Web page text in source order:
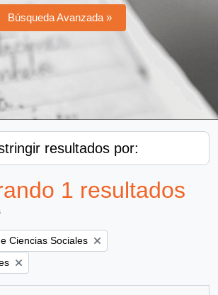
Búsqueda Avanzada »
resultados por:
1 resultados
Ciencias Sociales